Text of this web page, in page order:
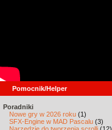
Pomocnik/Helper
Poradniki
Nowe gry w 2026 roku (1)
SFX-Engine w MAD Pascalu (3)